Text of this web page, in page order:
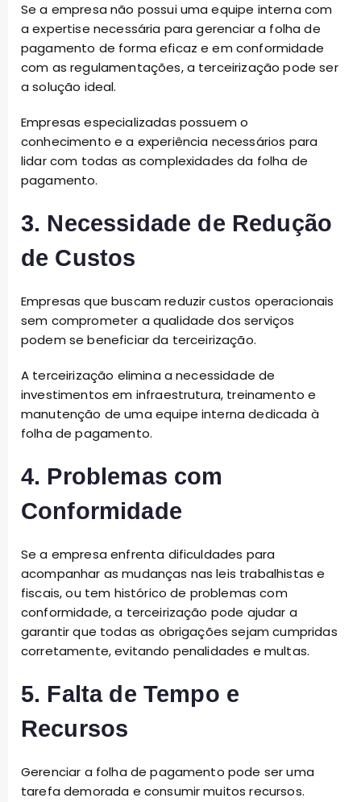
Se a empresa não possui uma equipe interna com
a expertise necessária para gerenciar a folha de
pagamento de forma eficaz e em conformidade
com as regulamentações, a terceirização pode ser
a solução ideal.
Empresas especializadas possuem o
conhecimento e a experiência necessários para
lidar com todas as complexidades da folha de
pagamento.
3. Necessidade de Redução
de Custos
Empresas que buscam reduzir custos operacionais
sem comprometer a qualidade dos serviços
podem se beneficiar da terceirização.
A terceirização elimina a necessidade de
investimentos em infraestrutura, treinamento e
manutenção de uma equipe interna dedicada à
folha de pagamento.
4. Problemas com
Conformidade
Se a empresa enfrenta dificuldades para
acompanhar as mudanças nas leis trabalhistas e
fiscais, ou tem histórico de problemas com
conformidade, a terceirização pode ajudar a
garantir que todas as obrigações sejam cumpridas
corretamente, evitando penalidades e multas.
5. Falta de Tempo e
Recursos
Gerenciar a folha de pagamento pode ser uma
tarefa demorada e consumir muitos recursos.